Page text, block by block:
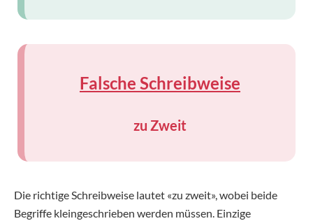
Falsche Schreibweise
zu Zweit
Die richtige Schreibweise lautet «zu zweit», wobei beide
Begriffe kleingeschrieben werden müssen. Einzige